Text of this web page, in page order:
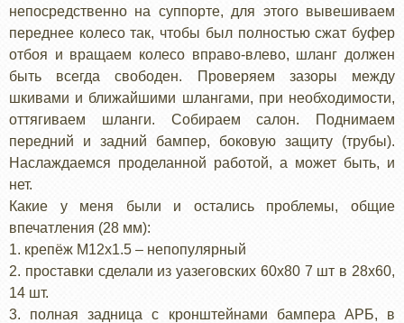
непосредственно на суппорте, для этого вывешиваем
переднее колесо так, чтобы был полностью сжат буфер
отбоя и вращаем колесо вправо-влево, шланг должен
быть всегда свободен. Проверяем зазоры между
шкивами и ближайшими шлангами, при необходимости,
оттягиваем шланги. Собираем салон. Поднимаем
передний и задний бампер, боковую защиту (трубы).
Наслаждаемся проделанной работой, а может быть, и
нет.
Какие у меня были и остались проблемы, общие
впечатления (28 мм):
1. крепёж М12х1.5 – непопулярный
2. проставки сделали из уазеговских 60х80 7 шт в 28х60,
14 шт.
3. полная задница с кронштейнами бампера АРБ, в